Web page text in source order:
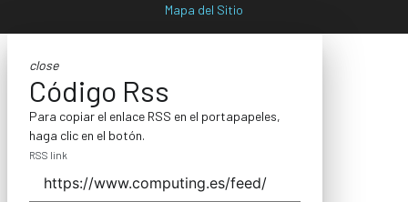
Mapa del Sitio
close
Código Rss
Para copiar el enlace RSS en el portapapeles,
haga clic en el botón.
RSS link